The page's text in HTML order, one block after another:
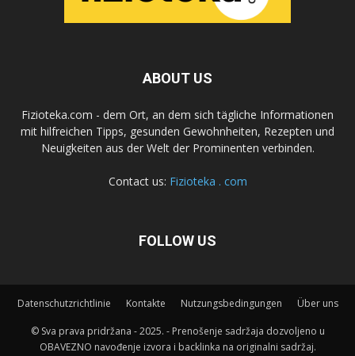
ABOUT US
Fizioteka.com - dem Ort, an dem sich tägliche Informationen
mit hilfreichen Tipps, gesunden Gewohnheiten, Rezepten und
Neuigkeiten aus der Welt der Prominenten verbinden.
Contact us: Fizioteka . com
FOLLOW US
Datenschutzrichtlinie Kontakte Nutzungsbedingungen Über uns
© Sva prava pridržana - 2025. - Prenošenje sadržaja dozvoljeno u
OBAVEZNO navođenje izvora i backlinka na originalni sadržaj.